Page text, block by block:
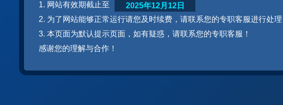
1. 网站有效期截止至
2. 为了网站能够正常运行请您及时续费，请联系您的专职客服进行处
3. 本页面为默认提示页面，如有疑惑，请联系您的专职客服！
感谢您的理解与合作！
2025年12月12日